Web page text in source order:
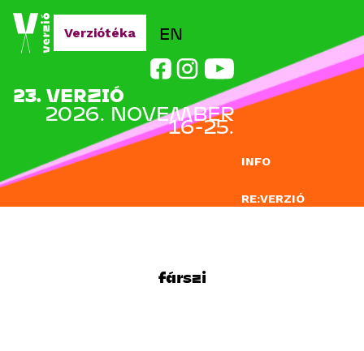
Jump to navigation
INFO
RE:VERZIÓ
EN
23. VERZIÓ
2026. NOVEMBER
16-25.
Verziótéka
fárszi